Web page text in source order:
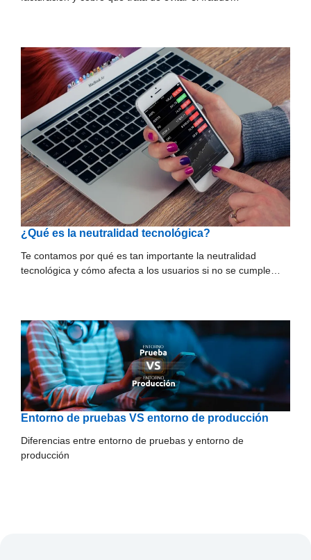
¿Qué es la neutralidad tecnológica?
Te contamos por qué es tan importante la neutralidad
tecnológica y cómo afecta a los usuarios si no se cumple…
Entorno de pruebas VS entorno de producción
Diferencias entre entorno de pruebas y entorno de
producción